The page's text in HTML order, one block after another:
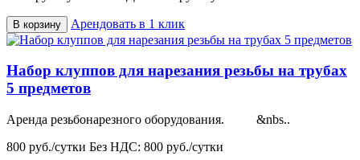
В корзину Арендовать в 1 клик
Набор клуппов для нарезания резьбы на трубах
5 предметов
Аренда резьбонарезного оборудования. &nbs..
800 руб./сутки Без НДС: 800 руб./сутки